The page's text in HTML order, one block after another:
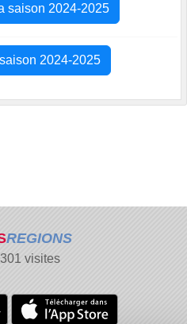
saison 2024-2025
2024-2025
REGIONS
visites